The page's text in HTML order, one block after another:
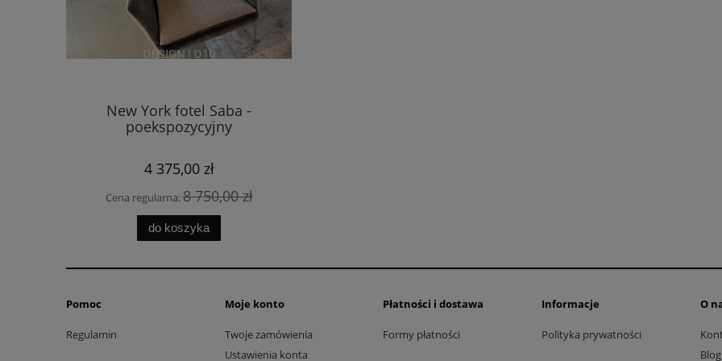
New York fotel Saba -
poekspozycyjny
4 375,00 zł
Cena regularna:8 750,00 zł
do koszyka
Pomoc
Regulamin
Moje konto
Twoje zamówienia
Ustawienia konta
Płatności i dostawa
Formy płatności
Informacje
Polityka prywatności
O
Blog